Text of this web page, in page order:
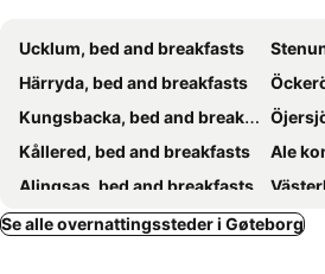
Ucklum, bed and breakfasts
Härryda, bed and breakfasts
Kungsbacka, bed and breakfasts
Kållered, bed and breakfasts
Ale
Alingsas, bed and breakfasts
Angered, bed and breakfasts
Se alle overnattingssteder i Gøteborg